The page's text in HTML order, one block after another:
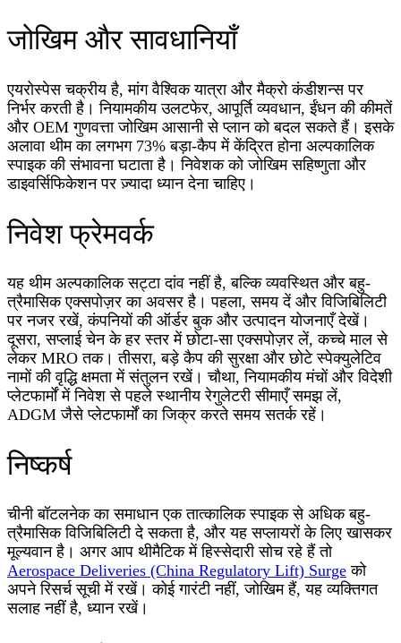
जोखिम और सावधानियाँ
एयरोस्पेस चक्रीय है, मांग वैश्विक यात्रा और मैक्रो कंडीशन्स पर
निर्भर करती है। नियामकीय उलटफेर, आपूर्ति व्यवधान, ईंधन की कीमतें
और OEM गुणवत्ता जोखिम आसानी से प्लान को बदल सकते हैं। इसके
अलावा थीम का लगभग 73% बड़ा-कैप में केंद्रित होना अल्पकालिक
स्पाइक की संभावना घटाता है। निवेशक को जोखिम सहिष्णुता और
डाइवर्सिफिकेशन पर ज़्यादा ध्यान देना चाहिए।
निवेश फ्रेमवर्क
यह थीम अल्पकालिक सट्टा दांव नहीं है, बल्कि व्यवस्थित और बहु-
त्रैमासिक एक्सपोज़र का अवसर है। पहला, समय दें और विजिबिलिटी
पर नजर रखें, कंपनियों की ऑर्डर बुक और उत्पादन योजनाएँ देखें।
दूसरा, सप्लाई चेन के हर स्तर में छोटा-सा एक्सपोज़र लें, कच्चे माल से
लेकर MRO तक। तीसरा, बड़े कैप की सुरक्षा और छोटे स्पेक्युलेटिव
नामों की वृद्धि क्षमता में संतुलन रखें। चौथा, नियामकीय मंचों और विदेशी
प्लेटफार्मों में निवेश से पहले स्थानीय रेगुलेटरी सीमाएँ समझ लें,
ADGM जैसे प्लेटफार्मों का जिक्र करते समय सतर्क रहें।
निष्कर्ष
चीनी बॉटलनेक का समाधान एक तात्कालिक स्पाइक से अधिक बहु-
त्रैमासिक विजिबिलिटी दे सकता है, और यह सप्लायरों के लिए खासकर
मूल्यवान है। अगर आप थीमैटिक में हिस्सेदारी सोच रहे हैं तो
Aerospace Deliveries (China Regulatory Lift) Surge को
अपने रिसर्च सूची में रखें। कोई गारंटी नहीं, जोखिम हैं, यह व्यक्तिगत
सलाह नहीं है, ध्यान रखें।